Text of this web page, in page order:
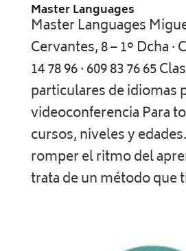
Master Languages
Master Languages
Cervantes, 8 – 1º Dcha ·
14 78 96 · 609 83 76 65
particulares de idiomas
videoconferencia Para
cursos, niveles y
romper el ritmo del
trata de un método que